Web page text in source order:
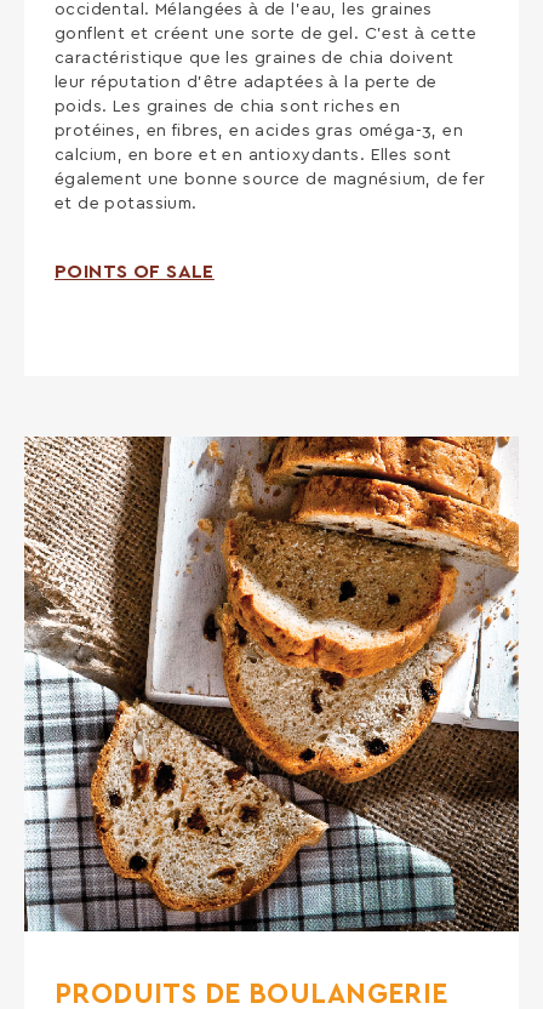
occidental. Mélangées à de l’eau, les graines
gonflent et créent une sorte de gel. C’est à cette
caractéristique que les graines de chia doivent
leur réputation d’être adaptées à la perte de
poids. Les graines de chia sont riches en
protéines, en fibres, en acides gras oméga-3, en
calcium, en bore et en antioxydants. Elles sont
également une bonne source de magnésium, de fer
et de potassium.
POINTS OF SALE
PRODUITS DE BOULANGERIE